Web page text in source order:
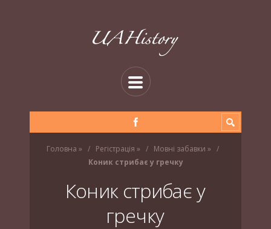
Головна » Регістрація » Мовні забавки »
Коник стрибає у гречку
Коник стрибає у
гречку